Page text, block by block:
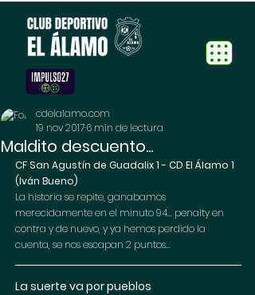
Maldito descuento...
cdelalamo.com
19 nov 20176 min de lectura
CF San Agustín de Guadalix 1 - CD El Álamo 1
(Iván Bueno)
La historia se repite, ganabamos
merecidamente en el minuto 94... penalty en
contra y de nuevo, y ya hemos perdido la
cuenta, se nos escapan 2 puntos...
La suerte va por pueblos